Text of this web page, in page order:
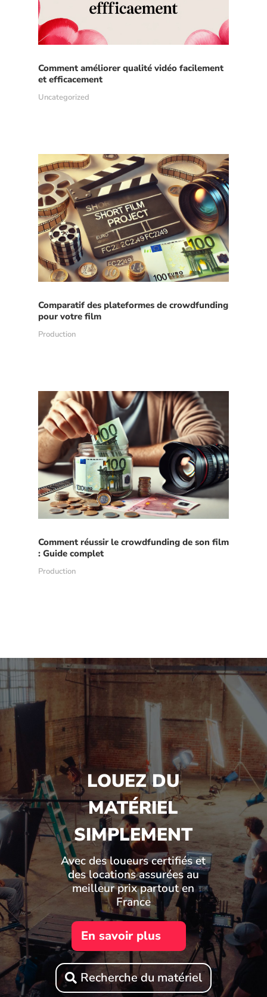
Comment améliorer qualité vidéo facilement
et efficacement
Uncategorized
Comparatif des plateformes de crowdfunding
pour votre film
Production
Comment réussir le crowdfunding de son film
: Guide complet
Production
LOUEZ DU
MATÉRIEL
SIMPLEMENT
Avec des loueurs certifiés et
des locations assurées au
meilleur prix partout en
France
En savoir plus
Recherche du matériel